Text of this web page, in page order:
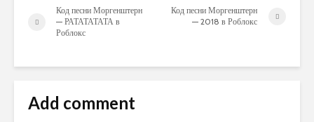
Код песни Моргенштерн
— РАТАТАТАТА в
Роблокс
Код песни Моргенштерн
— 2018 в Роблокс
Add comment